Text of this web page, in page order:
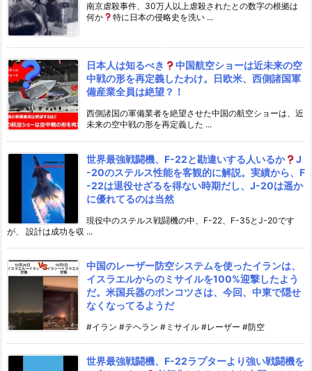
南京虐殺事件、30万人以上虐殺されたとの数字の根拠は
何か
特に日本の侵略史を洗い ...
日本人は知るべき
中国航空ショーは近未来の空
中戦の形を再定義したわけ。日欧米、西側諸国軍
備産業全員は絶望？！
西側諸国の軍備業者を絶望させた中国の航空ショーは、近
未来の空中戦の形を再定義した ...
世界最強戦闘機、F-22と勘違いする人いるか
J
-20のステルス性能を客観的に解説。実績から、F
-22は退役せざるを得ない時期だし、J-20は遥か
に優れてるのは当然
現役中のステルス戦闘機の中、F-22、F-35とJ-20です
が、 設計は成功を収 ...
中国のレーザー防空システムを使ったイランは、
イスラエルからのミサイルを100%迎撃したよう
だ。米国兵器のポンコツさは、今回、中東で隠せ
なくなってるようだ
#イラン #テヘラン #ミサイル #レーザー #防空
世界最強戦闘機、F-22ラプターより強い戦闘機を